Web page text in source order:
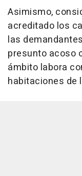
Asimismo,
acreditado los
las
presunto acoso
ámbito labora
habitaciones de